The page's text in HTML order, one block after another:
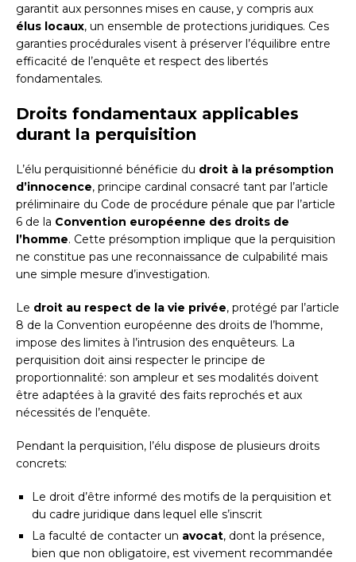
garantit aux personnes mises en cause, y compris aux
élus locaux, un ensemble de protections juridiques. Ces
garanties procédurales visent à préserver l’équilibre entre
efficacité de l’enquête et respect des libertés
fondamentales.
Droits fondamentaux applicables
durant la perquisition
L’élu perquisitionné bénéficie du droit à la présomption
d’innocence, principe cardinal consacré tant par l’article
préliminaire du Code de procédure pénale que par l’article
6 de la Convention européenne des droits de
l’homme. Cette présomption implique que la perquisition
ne constitue pas une reconnaissance de culpabilité mais
une simple mesure d’investigation.
Le droit au respect de la vie privée, protégé par l’article
8 de la Convention européenne des droits de l’homme,
impose des limites à l’intrusion des enquêteurs. La
perquisition doit ainsi respecter le principe de
proportionnalité: son ampleur et ses modalités doivent
être adaptées à la gravité des faits reprochés et aux
nécessités de l’enquête.
Pendant la perquisition, l’élu dispose de plusieurs droits
concrets:
Le droit d’être informé des motifs de la perquisition et
du cadre juridique dans lequel elle s’inscrit
La faculté de contacter un avocat, dont la présence,
bien que non obligatoire, est vivement recommandée